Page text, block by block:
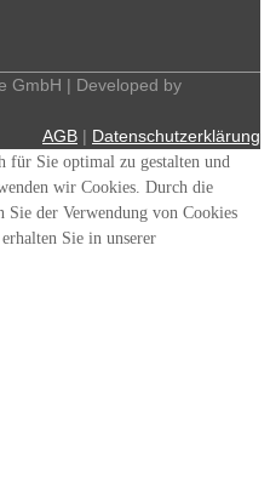
GmbH | Developed by
AGB | Datenschutzerklärung
für Sie optimal zu gestalten und
wir Cookies. Durch die
Sie der Verwendung von Cookies
Sie in unserer